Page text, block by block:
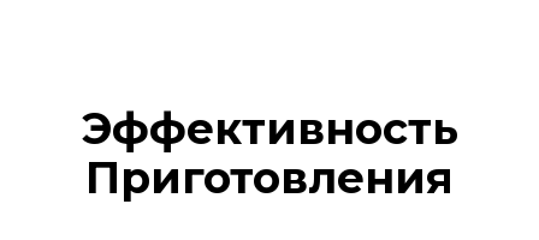
Эффективность
Приготовления